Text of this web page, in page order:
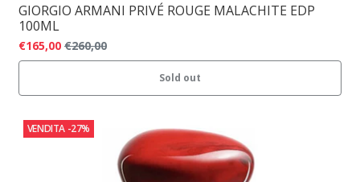
GIORGIO ARMANI PRIVÉ ROUGE MALACHITE EDP
100ML
€165,00 €260,00
Sold out
VENDITA -27%